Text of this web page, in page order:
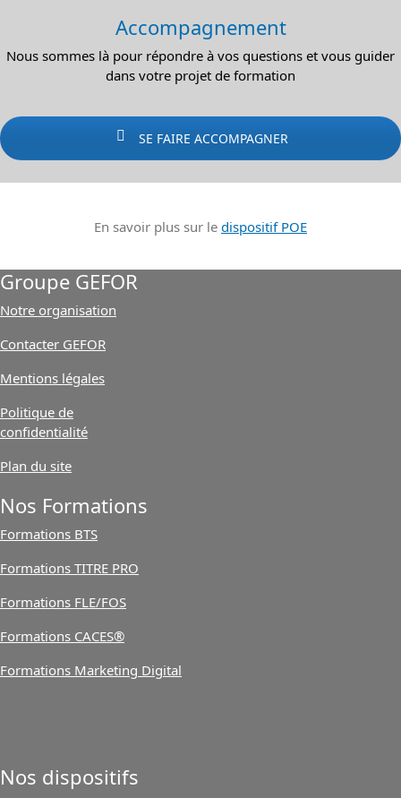
Accompagnement
Nous sommes là pour répondre à vos questions et vous guider
dans votre projet de formation
SE FAIRE ACCOMPAGNER
En savoir plus sur le dispositif POE
Groupe GEFOR
Notre organisation
Contacter GEFOR
Mentions légales
Politique de
confidentialité
Plan du site
Nos Formations
Formations BTS
Formations TITRE PRO
Formations FLE/FOS
Formations CACES®
Formations Marketing Digital
Nos dispositifs